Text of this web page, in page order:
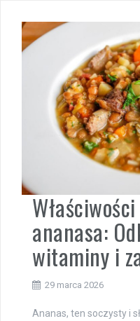
ananasa:
witaminy i
29 marca 2026
Ananas, ten soczysty i